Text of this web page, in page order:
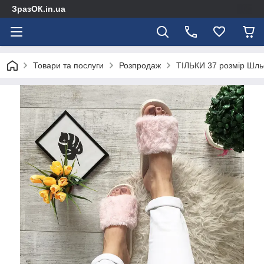
ЗразОК.in.ua
Товари та послуги Розпродаж ТІЛЬКИ 37 розмір